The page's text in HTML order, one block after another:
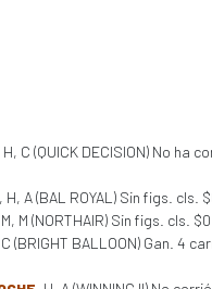
H, C (QUICK DECISION) No ha
, H, A (BAL ROYAL) Sin figs. cls.
M (NORTHAIR) Sin figs. cls. $0
(BRIGHT BALLOON) Gan. 4